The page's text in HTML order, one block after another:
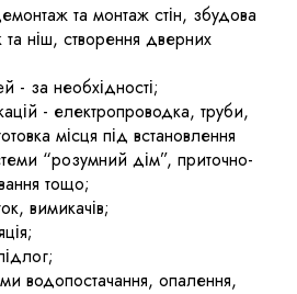
та монтаж стін, збудова
ніш, створення дверних
- за необхідності;
- електропроводка, труби,
місця під встановлення
“розумний дім”, приточно-
тощо;
вимикачів;
водопостачання, опалення,